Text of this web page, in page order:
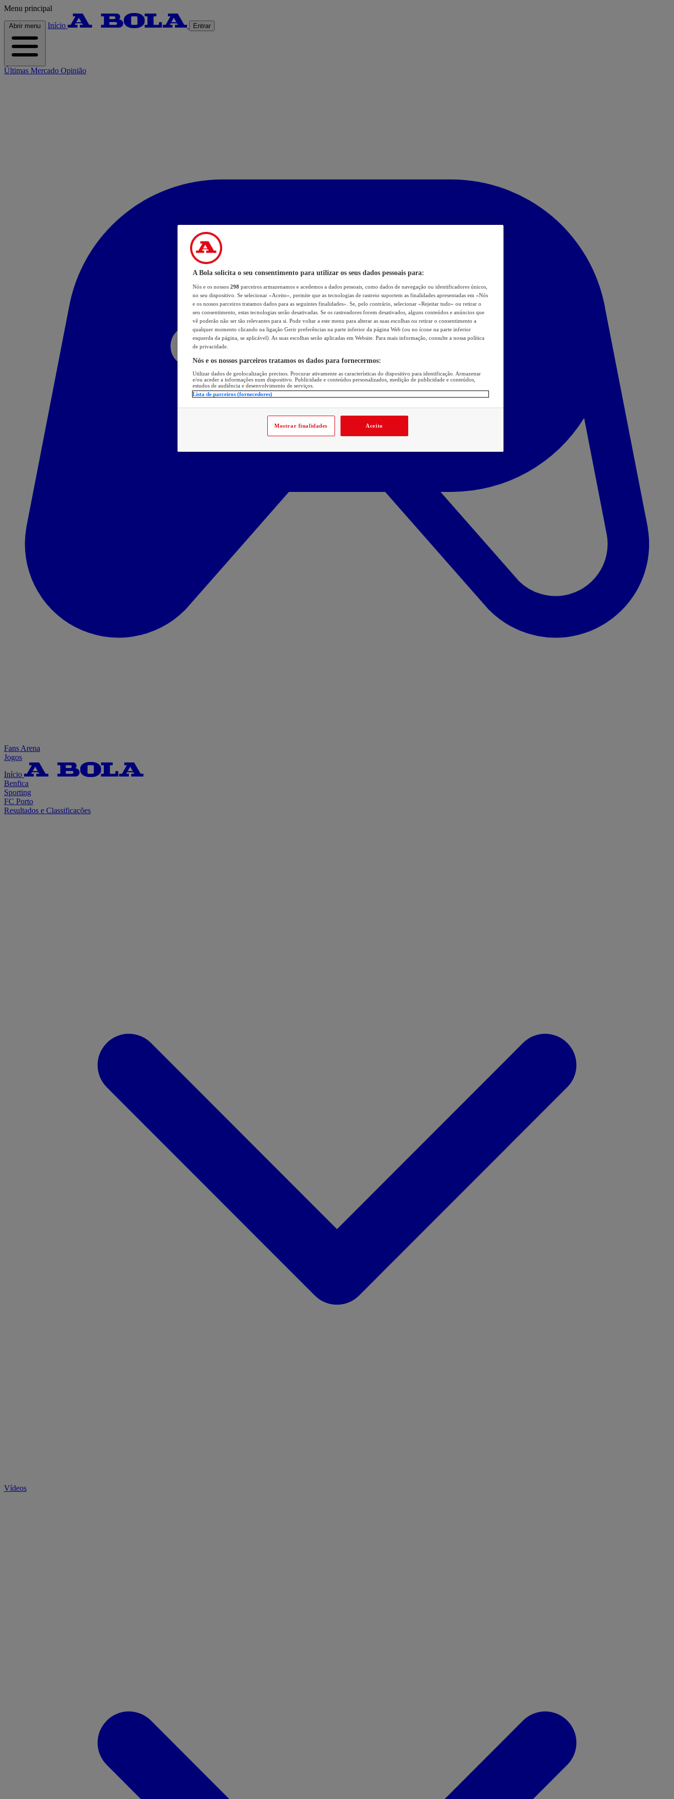
Menu principal
Abrir menu Início Entrar
Últimas Mercado Opinião
Fans Arena
Jogos
Início
Benfica
Sporting
FC Porto
Resultados e Classificações
Vídeos
A Bola solicita o seu consentimento para utilizar os seus dados pessoais para:
Nós e os nossos 298 parceiros armazenamos e acedemos a dados pessoais, como dados de navegação ou identificadores únicos,
no seu dispositivo. Se selecionar «Aceito», permite que as tecnologias de rastreio suportem as finalidades apresentadas em «Nós
e os nossos parceiros tratamos dados para as seguintes finalidades». Se, pelo contrário, selecionar «Rejeitar tudo» ou retirar o
seu consentimento, estas tecnologias serão desativadas. Se os rastreadores forem desativados, alguns conteúdos e anúncios que
vê poderão não ser tão relevantes para si. Pode voltar a este menu para alterar as suas escolhas ou retirar o consentimento a
qualquer momento clicando na ligação Gerir preferências na parte inferior da página Web (ou no ícone na parte inferior
esquerda da página, se aplicável). As suas escolhas serão aplicadas em Website. Para mais informação, consulte a nossa política
de privacidade.
Nós e os nossos parceiros tratamos os dados para fornecermos:
Utilizar dados de geolocalização precisos. Procurar ativamente as características do dispositivo para identificação. Armazenar
e/ou aceder a informações num dispositivo. Publicidade e conteúdos personalizados, medição de publicidade e conteúdos,
estudos de audiência e desenvolvimento de serviços.
Lista de parceiros (fornecedores)
Mostrar finalidades Aceito